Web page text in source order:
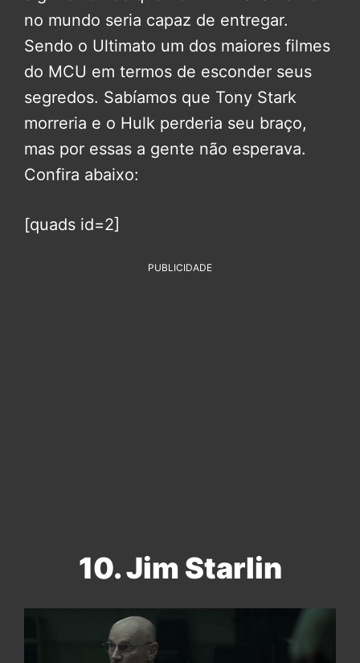
no mundo seria capaz de entregar.
Sendo o Ultimato um dos maiores filmes
do MCU em termos de esconder seus
segredos. Sabíamos que Tony Stark
morreria e o Hulk perderia seu braço,
mas por essas a gente não esperava.
Confira abaixo:
[quads id=2]
PUBLICIDADE
10. Jim Starlin